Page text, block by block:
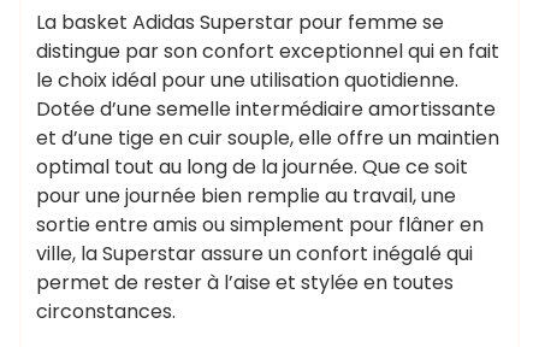
La basket Adidas Superstar pour femme se
distingue par son confort exceptionnel qui en fait
le choix idéal pour une utilisation quotidienne.
Dotée d’une semelle intermédiaire amortissante
et d’une tige en cuir souple, elle offre un maintien
optimal tout au long de la journée. Que ce soit
pour une journée bien remplie au travail, une
sortie entre amis ou simplement pour flâner en
ville, la Superstar assure un confort inégalé qui
permet de rester à l’aise et stylée en toutes
circonstances.